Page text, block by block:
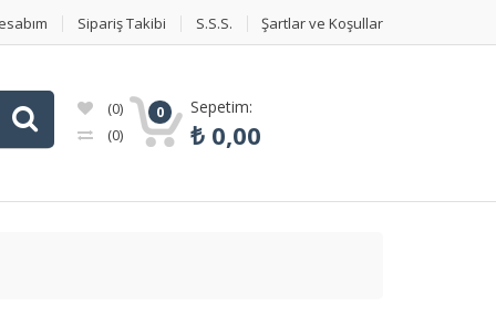
Sipariş Takibi S.S.S. Şartlar ve Koşullar
(0)
(0)
0 Sepetim:
₺0,00